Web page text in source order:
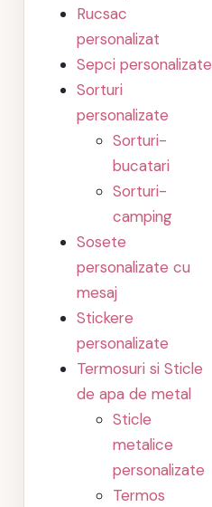
Rucsac
personalizat
Sepci personalizate
Sorturi
personalizate
Sorturi-
bucatari
Sorturi-
camping
Sosete
personalizate cu
mesaj
Stickere
personalizate
Termosuri si Sticle
de apa de metal
Sticle
metalice
personalizate
Termos